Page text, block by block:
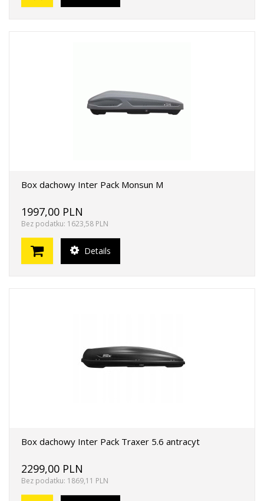
Box dachowy Inter Pack Monsun M
1997,00 PLN
Bez podatku: 1623,58 PLN
Details
Box dachowy Inter Pack Traxer 5.6 antracyt
2299,00 PLN
Bez podatku: 1869,11 PLN